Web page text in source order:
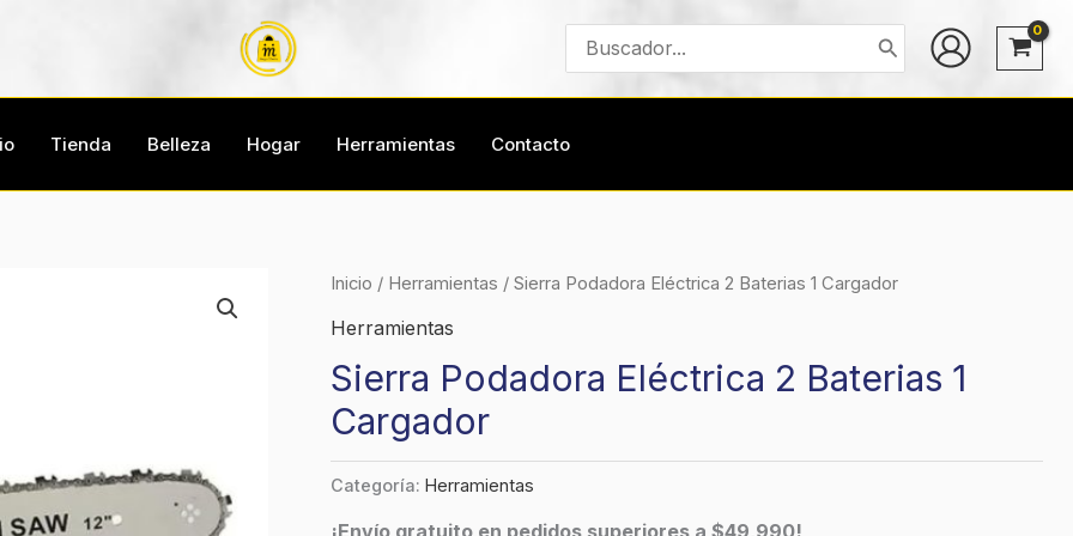
Buscar
por:
Tienda Belleza Hogar Herramientas Contacto
Inicio / Herramientas / Sierra Podadora Eléctrica 2 Baterias 1 Cargador
Herramientas
Sierra Podadora Eléctrica 2 Baterias 1
Cargador
Categoría: Herramientas